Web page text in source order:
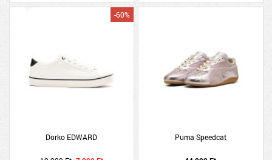
Dorko EDWARD
-60%
Puma Speedcat